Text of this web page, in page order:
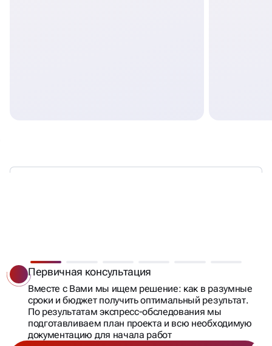
Первичная консультация
Вместе с Вами мы ищем решение: как в разумные
сроки и бюджет получить оптимальный результат.
По результатам экспресс-обследования мы
подготавливаем план проекта и всю необходимую
документацию для начала работ